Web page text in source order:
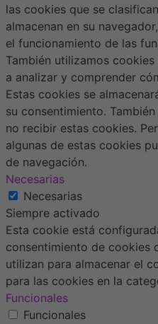
las cookies que se
almacenan en su
el funcionamiento de las
También utilizamos
a analizar y comprender
Estas cookies se
su consentimiento.
no recibir estas cookies.
algunas de estas cookies
de navegación.
Necesarias
Necesarias
Siempre activado
Esta cookie está
consentimiento de cookies
utilizan para almacenar el
para las cookies en la
Funcionales
Funcionales